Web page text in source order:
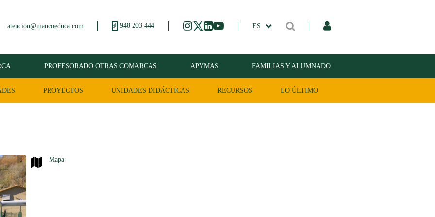
atencion@mancoeduca.com 948 203 444 ES
PROFESORADO OTRAS COMARCAS APYMAS FAMILIAS Y ALUMNADO
PROYECTOS UNIDADES DIDÁCTICAS RECURSOS LO ÚLTIMO
Mapa